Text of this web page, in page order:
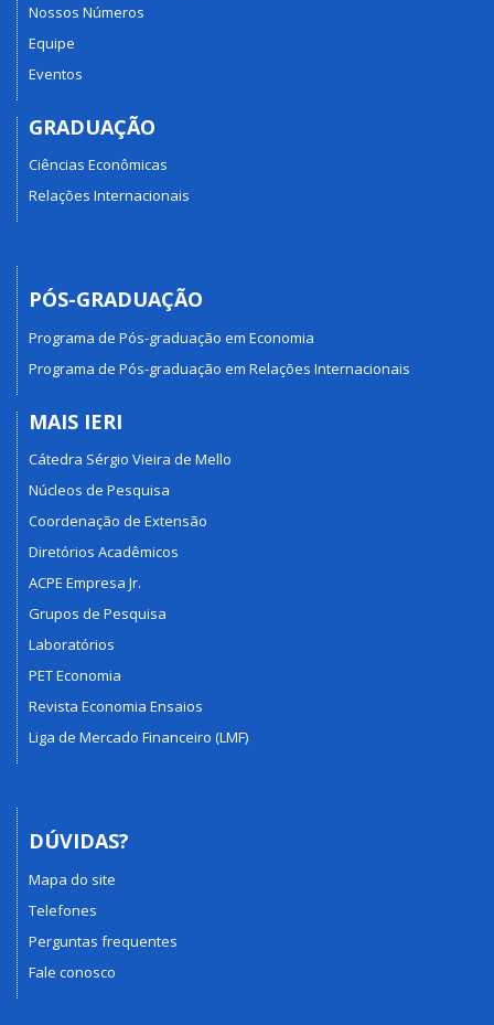
Nossos Números
Equipe
Eventos
GRADUAÇÃO
Ciências Econômicas
Relações Internacionais
PÓS-GRADUAÇÃO
Programa de Pós-graduação em Economia
Programa de Pós-graduação em Relações Internacionais
MAIS IERI
Cátedra Sérgio Vieira de Mello
Núcleos de Pesquisa
Coordenação de Extensão
Diretórios Acadêmicos
ACPE Empresa Jr.
Grupos de Pesquisa
Laboratórios
PET Economia
Revista Economia Ensaios
Liga de Mercado Financeiro (LMF)
DÚVIDAS?
Mapa do site
Telefones
Perguntas frequentes
Fale conosco